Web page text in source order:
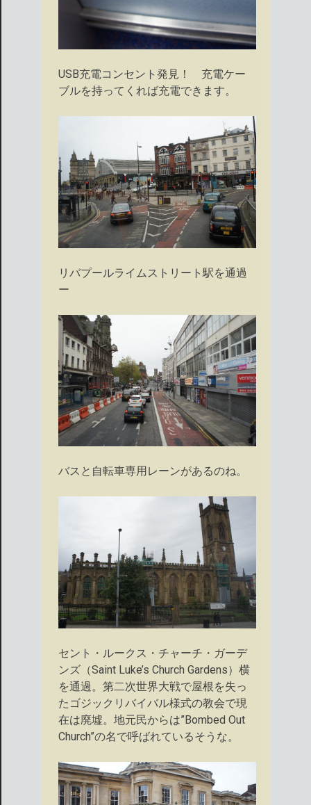
USB充電コンセント発見！ 充電ケー
ブルを持ってくれば充電できます。
リバプールライムストリート駅を通過
ー
バスと自転車専用レーンがあるのね。
セント・ルークス・チャーチ・ガーデ
ンズ（Saint Luke’s Church Gardens）横
を通過。第二次世界大戦で屋根を失っ
たゴジックリバイバル様式の教会で現
在は廃墟。地元民からは”Bombed Out
Church”の名で呼ばれているそうな。